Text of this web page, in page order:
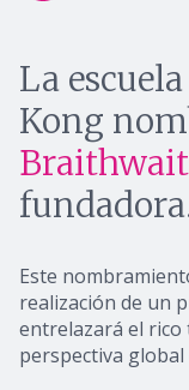
La
Kong
Este
realización de un
entrelazará el
perspectiva